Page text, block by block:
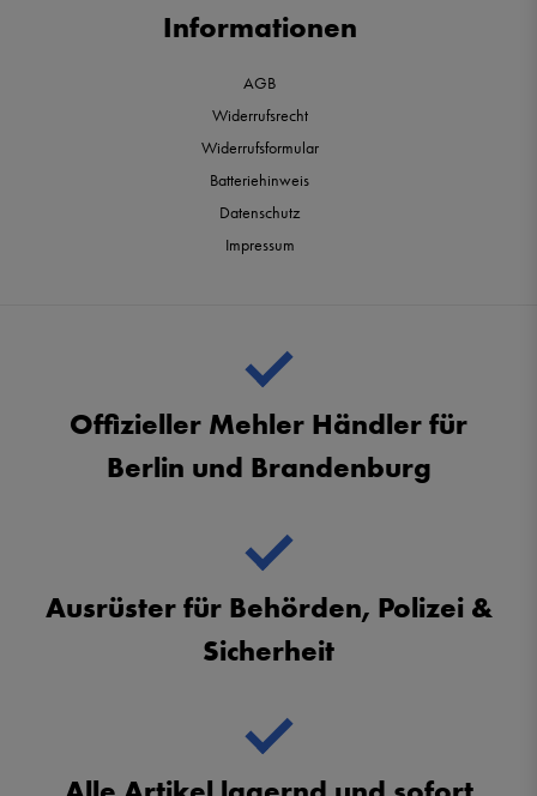
Informationen
AGB
Widerrufsrecht
Widerrufsformular
Batteriehinweis
Datenschutz
Impressum
Offizieller Mehler Händler für
Berlin und Brandenburg
Ausrüster für Behörden, Polizei &
Sicherheit